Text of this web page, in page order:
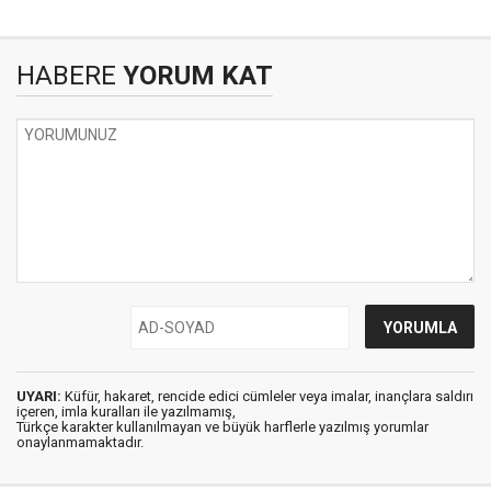
HABERE YORUM KAT
UYARI: Küfür, hakaret, rencide edici cümleler veya imalar, inançlara saldırı
içeren, imla kuralları ile yazılmamış,
Türkçe karakter kullanılmayan ve büyük harflerle yazılmış yorumlar
onaylanmamaktadır.